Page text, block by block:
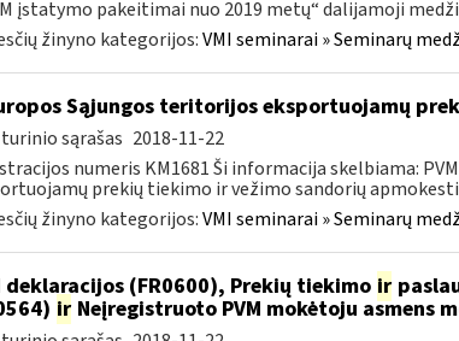
įstatymo pakeitimai nuo 2019 metų“ dalijamoji
žinyno kategorijos:VMI seminarai » Seminarų
Sąjungos teritorijos eksportuojamų
sąrašas 2018-11-22
numeris KM1681 Ši informacija skelbiama:
prekių tiekimo ir vežimo sandorių
žinyno kategorijos:VMI seminarai » Seminarų
deklaracijos (FR0600), Prekių tiekimo ir
irNeįregistruoto PVM mokėtoju asmens